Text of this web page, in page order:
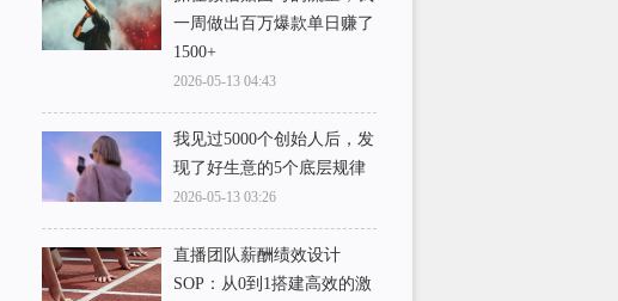
一周做出百万爆款单日赚了
1500+
2026-05-13 04:43
我见过5000个创始人后，发
现了好生意的5个底层规律
2026-05-13 03:26
直播团队薪酬绩效设计
SOP：从0到1搭建高效的激